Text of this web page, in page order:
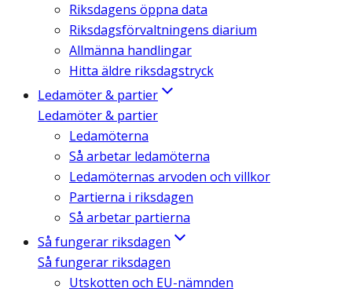
Riksdagens öppna data
Riksdagsförvaltningens diarium
Allmänna handlingar
Hitta äldre riksdagstryck
Ledamöter & partier
Ledamöter & partier
Ledamöterna
Så arbetar ledamöterna
Ledamöternas arvoden och villkor
Partierna i riksdagen
Så arbetar partierna
Så fungerar riksdagen
Så fungerar riksdagen
Utskotten och EU-nämnden